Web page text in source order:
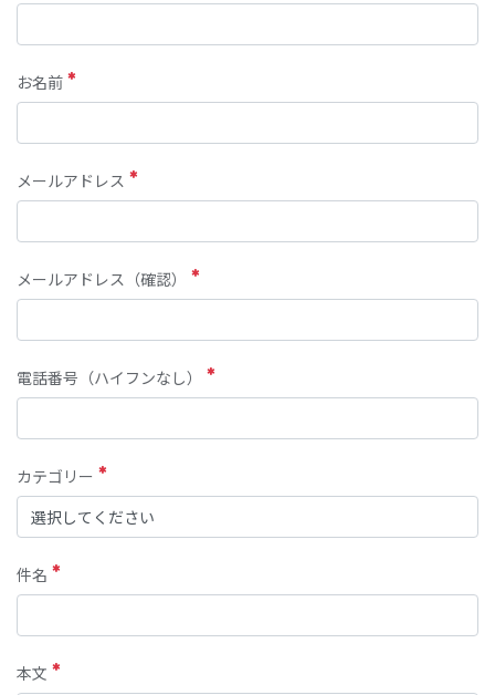
お名前
メールアドレス
メールアドレス（確認）
電話番号（ハイフンなし）
カテゴリー
件名
本文